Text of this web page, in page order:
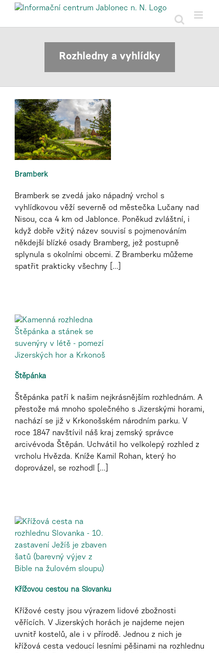
Přeskočit
obsah
Rozhledny a vyhlídky
Bramberk
Bramberk se zvedá jako nápadný vrchol s
vyhlídkovou věží severně od městečka Lučany nad
Nisou, cca 4 km od Jablonce. Poněkud zvláštní, i
když dobře vžitý název souvisí s pojmenováním
někdejší blízké osady Bramberg, jež postupně
splynula s okolními obcemi. Z Bramberku můžeme
spatřit prakticky všechny [...]
Štěpánka
Štěpánka patří k našim nejkrásnějším rozhlednám. A
přestože má mnoho společného s Jizerskými horami,
nachází se již v Krkonošském národním parku. V
roce 1847 navštívil náš kraj zemský správce
arcivévoda Štěpán. Uchvátil ho velkolepý rozhled z
vrcholu Hvězda. Kníže Kamil Rohan, který ho
doprovázel, se rozhodl [...]
Křížovou cestou na Slovanku
Křížové cesty jsou výrazem lidové zbožnosti
věřících. V Jizerských horách je najdeme nejen
uvnitř kostelů, ale i v přírodě. Jednou z nich je
křížová cesta vedoucí lesními pěšinami na rozhlednu